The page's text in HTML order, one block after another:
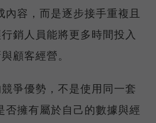
容，而是逐步接手重複且
銷人員能將更多時間投入
顧客經營。
爭優勢，不是使用同一套
擁有屬於自己的數據與經